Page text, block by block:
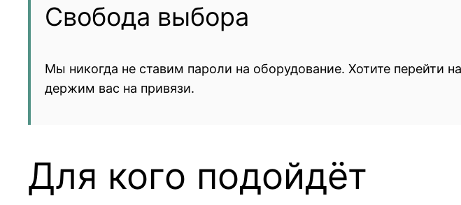
Свобода выбора
Мы никогда не ставим пароли на оборудование. Хотите перейти
держим вас на привязи.
Для кого подойдёт